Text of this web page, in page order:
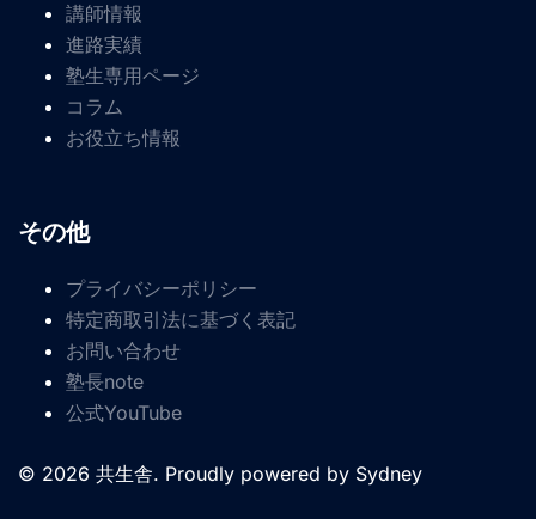
講師情報
進路実績
塾生専用ページ
コラム
お役立ち情報
その他
プライバシーポリシー
特定商取引法に基づく表記
お問い合わせ
塾長note
公式YouTube
© 2026 共生舎. Proudly powered by Sydney